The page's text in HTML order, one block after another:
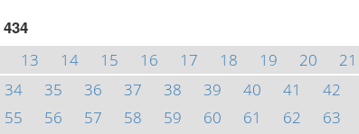
434
13 14 15 16 17 18 19 20 21
34 35 36 37 38 39 40 41 42
55 56 57 58 59 60 61 62 63